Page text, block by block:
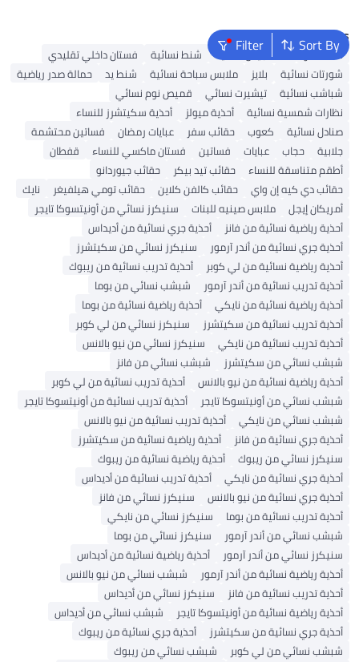
Sort By
FilterPopular Searches
شنط ألدو شنط جيس نسائية شنط نسائية
فستان داخلي تقليدي
شورتات نسائية
بلايز ملابس سباحة نسائية شنط يد
حمالة صدر رياضية
شباشب نسائية
تيشيرت نسائي
قميص نوم نسائي
نظارات شمسية نسائية
أحذية ميولز
أحذية سكيتشرز للنساء
صنادل نسائية
كعوب حقائب سفر عبايات رمضان
فساتين محتشمة
جلابية
حجاب عبايات فساتين فستان ماكسي للنساء
قفطان
أطقم متناسقة للنساء
حقائب تيد بيكر
حقائب جيوردانو
حقائب دي كيه إن واي
حقائب كالفن كلاين حقائب تومي هيلفيغر
نايك
أمريكان إيجل
ملابس صينيه للبنات
سنيكرز نسائي من أونيتسوكا تايجر
أحذية رياضية نسائية من فانز
أحذية جري نسائية من أديداس
أحذية جري نسائية من أندر آرمور
سنيكرز نسائي من سكيتشرز
أحذية رياضية نسائية من لي كوبر
أحذية تدريب نسائية من ريبوك
أحذية تدريب نسائية من أندر آرمور
شبشب نسائي من بوما
أحذية رياضية نسائية من نايكي
أحذية رياضية نسائية من بوما
أحذية تدريب نسائية من سكيتشرز
سنيكرز نسائي من لي كوبر
أحذية تدريب نسائية من نايكي
سنيكرز نسائي من نيو بالانس
شبشب نسائي من سكيتشرز
شبشب نسائي من فانز
أحذية رياضية نسائية من نيو بالانس
أحذية تدريب نسائية من لي كوبر
شبشب نسائي من أونيتسوكا تايجر
أحذية تدريب نسائية من أونيتسوكا تايجر
شبشب نسائي من نايكي
أحذية تدريب نسائية من نيو بالانس
أحذية جري نسائية من فانز
أحذية رياضية نسائية من سكيتشرز
سنيكرز نسائي من ريبوك
أحذية رياضية نسائية من ريبوك
أحذية جري نسائية من نايكي
أحذية تدريب نسائية من أديداس
أحذية جري نسائية من نيو بالانس
سنيكرز نسائي من فانز
أحذية تدريب نسائية من بوما
سنيكرز نسائي من نايكي
شبشب نسائي من أندر آرمور
سنيكرز نسائي من بوما
سنيكرز نسائي من أندر آرمور
أحذية رياضية نسائية من أديداس
أحذية رياضية نسائية من أندر آرمور
شبشب نسائي من نيو بالانس
أحذية تدريب نسائية من فانز
سنيكرز نسائي من أديداس
أحذية رياضية نسائية من أونيتسوكا تايجر
شبشب نسائي من أديداس
أحذية جري نسائية من سكيتشرز
أحذية جري نسائية من ريبوك
شبشب نسائي من لي كوبر
شبشب نسائي من ريبوك